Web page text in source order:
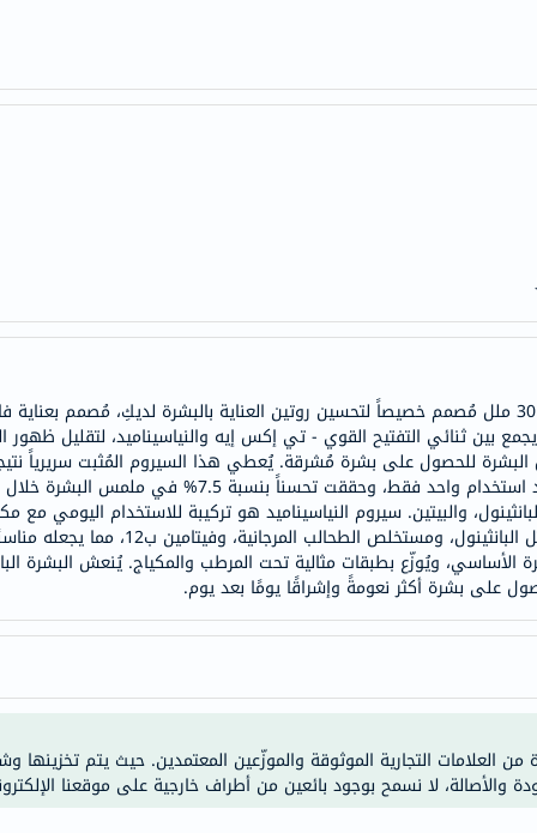
dessert-
honey
أساسيات
العناية
الصحية
باقة
خسارة
الوزن
فحص
صحي
باقة
القلب
الصحي
Original
سيروم ميديكيوب 15% تي إكس إيه + نياسيناميد 30 ملل مُصمم خصيصاً لتحسين روتين العناية بالبشرة
يجمع بين ثنائي التفتيح القوي - تي إكس إيه والنياسيناميد، لتقليل
البشرة للحصول على بشرة مُشرقة. يُعطي هذا السيروم المُثبت سريرياً
والبيتين. سيروم النياسيناميد هو تركيبة للاستخدام اليومي مع
هذا السيروم مُدعّم بمستخلصات طبيعية
الأساسي، ويُوزّع بطبقات مثالية تحت المرطب والمكياج. يُنعش البشرة
على بشرة أكثر نعومةً وإشراقًا يومًا بعد يوم.
من العلامات التجارية الموثوقة والموزّعين المعتمدين. حيث يتم
والأصالة، لا نسمح بوجود بائعين من أطراف خارجية على موقعنا